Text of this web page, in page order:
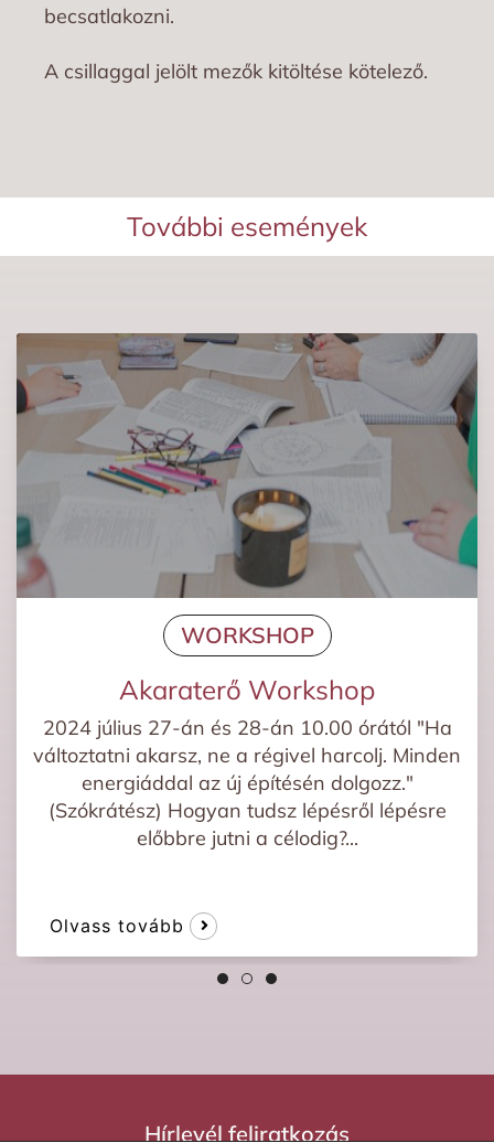
becsatlakozni.
A csillaggal jelölt mezők kitöltése kötelező.
További események
WORKSHOP
Akaraterő Workshop
2024 július 27-án és 28-án 10.00 órától "Ha
változtatni akarsz, ne a régivel harcolj. Minden
energiáddal az új építésén dolgozz."
(Szókrátész) Hogyan tudsz lépésről lépésre
előbbre jutni a célodig?...
Olvass tovább
Hírlevél feliratkozás